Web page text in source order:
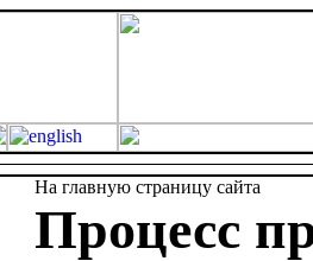
На главную страницу сайта
Процесс